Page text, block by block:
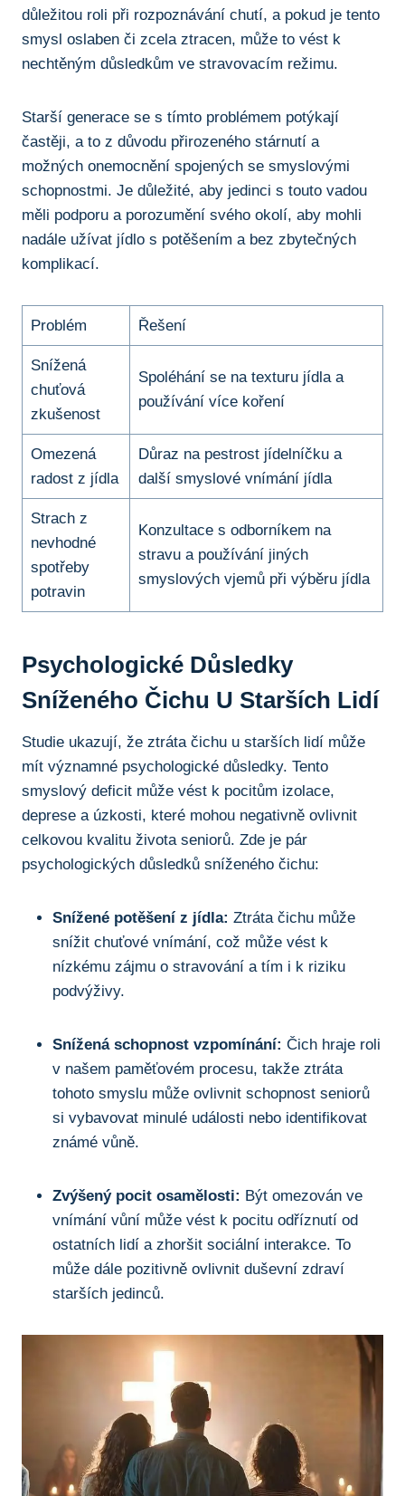
důležitou roli při rozpoznávání chutí, a pokud⁣ je ⁢tento
smysl oslaben ⁣či zcela ztracen, může to vést k
nechtěným důsledkům ve stravovacím ⁤režimu.
Starší generace se s tímto problémem‍ potýkají
častěji, a to⁤ z ‍důvodu přirozeného⁣ stárnutí⁢ a
možných onemocnění spojených se smyslovými​
schopnostmi. Je důležité, ⁢aby jedinci s touto vadou
měli podporu a⁤ porozumění​ svého okolí, aby mohli‌
nadále užívat jídlo s ⁣potěšením a bez zbytečných
komplikací.
Problém Řešení
Snížená
chuťová‍
zkušenost
Spoléhání se⁢ na texturu jídla ⁢a
používání více koření
Omezená
radost z jídla
Důraz na pestrost​ jídelníčku a
další ‍smyslové vnímání⁢ jídla
Strach z‍
nevhodné​
spotřeby
potravin
Konzultace s​ odborníkem ‌na
stravu a používání ‌jiných ​
smyslových vjemů při výběru jídla
Psychologické Důsledky
Sníženého Čichu ⁤u Starších Lidí
Studie ukazují, že ztráta⁢ čichu u ⁤starších lidí může
mít významné psychologické důsledky. Tento
smyslový deficit může⁢ vést k ‌pocitům⁢ izolace,
deprese a úzkosti, které mohou negativně ⁢ovlivnit
celkovou kvalitu života seniorů. Zde je⁣ pár
psychologických důsledků sníženého čichu:
Snížené potěšení z jídla: Ztráta čichu může
snížit chuťové vnímání, ‌což může vést k
nízkému zájmu o stravování a ⁢tím i‌ k riziku‌
podvýživy.
Snížená schopnost vzpomínání: Čich hraje roli
v našem paměťovém procesu, takže ztráta
tohoto smyslu může⁣ ovlivnit ⁢schopnost⁣ seniorů
si vybavovat minulé⁣ události nebo identifikovat
‍známé vůně.
Zvýšený ‌pocit osamělosti: Být omezován ve
vnímání vůní může ⁣vést k pocitu⁢ odříznutí od
ostatních lidí a zhoršit⁣ sociální interakce. ⁤To
může dále pozitivně ovlivnit duševní zdraví
starších jedinců.